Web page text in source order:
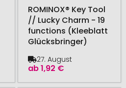
ROMINOX® Key Tool
// Lucky Charm - 19
functions (Kleeblatt
Glücksbringer)
ab1,92 €
27. August